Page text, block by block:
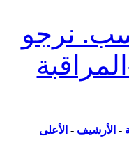
نرجو
-الأعلى